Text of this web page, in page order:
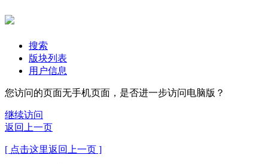
搜索
版块列表
用户信息
您访问的页面无手机页面，是否进一步访问电脑版？
继续访问
返回上一页
[ 点击这里返回上一页 ]